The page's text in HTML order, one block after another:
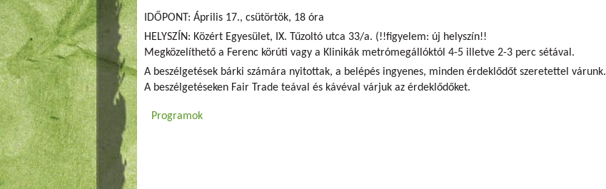
IDŐPONT: Április 17., csütörtök, 18 óra
HELYSZÍN: Közért Egyesület, IX. Tűzoltó utca 33/a. (!!figyelem: új helyszín!!
Megközelíthető a Ferenc körúti vagy a Klinikák metrómegállóktól 4-5 illetve 2-3 perc sétával.
A beszélgetések bárki számára nyitottak, a belépés ingyenes, minden érdeklődőt szeretettel várunk.
A beszélgetéseken Fair Trade teával és kávéval várjuk az érdeklődőket.
Programok